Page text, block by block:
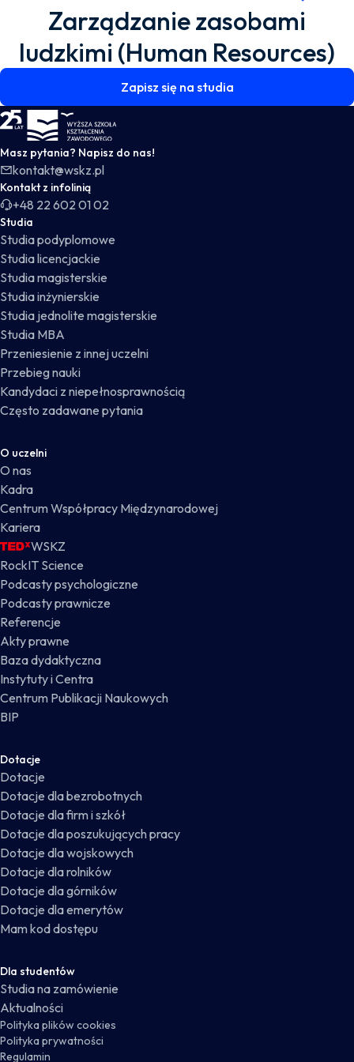
Zarządzanie zasobami
ludzkimi (Human Resources)
Zapisz się na studia
WSKZ - strona główna
Masz pytania? Napisz do nas!
kontakt@wskz.pl
Kontakt z infolinią
+48 22 602 01 02
Studia
Studia podyplomowe
Studia licencjackie
Studia magisterskie
Studia inżynierskie
Studia jednolite magisterskie
Studia MBA
Przeniesienie z innej uczelni
Przebieg nauki
Kandydaci z niepełnosprawnością
Często zadawane pytania
O uczelni
O nas
Kadra
Centrum Współpracy Międzynarodowej
Kariera
WSKZ
RockIT Science
Podcasty psychologiczne
Podcasty prawnicze
Referencje
Akty prawne
Baza dydaktyczna
Instytuty i Centra
Centrum Publikacji Naukowych
BIP
Dotacje
Dotacje
Dotacje dla bezrobotnych
Dotacje dla firm i szkół
Dotacje dla poszukujących pracy
Dotacje dla wojskowych
Dotacje dla rolników
Dotacje dla górników
Dotacje dla emerytów
Mam kod dostępu
Dla studentów
Studia na zamówienie
Aktualności
Polityka plików cookies
Polityka prywatności
Regulamin